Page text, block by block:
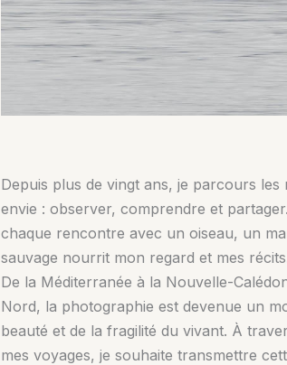
Depuis plus de vingt ans, je parcours les
envie : observer, comprendre et
chaque rencontre avec un oiseau, un
sauvage nourrit mon regard et mes
De la Méditerranée à la Nouvelle-
Nord, la photographie est devenue un
beauté et de la fragilité du vivant. À
mes voyages, je souhaite transmettre